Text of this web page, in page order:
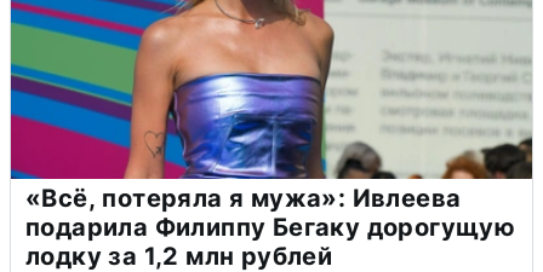
«Всё, потеряла я мужа»: Ивлеева
подарила Филиппу Бегаку дорогущую
лодку за 1,2 млн рублей